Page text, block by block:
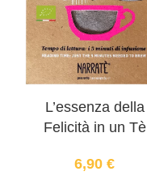
L’essenza della
Felicità in un Tè
6,90 €